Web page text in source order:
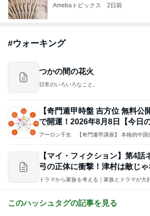
Amebaトピックス 2日前
#ウォーキング
つかの間の花火
日常のいろいろなこと。
【奇門遁甲時盤 吉方位 無料公
で開運！2026年8月8日【今日
アーロン千生 【奇門遁甲講座】 本格的中国
【マイ・フィクション】第4話
弓の正体に衝撃！津村は敵じゃ
ドラマから家族を考える｜家族とドラマが大
このハッシュタグの記事を見る